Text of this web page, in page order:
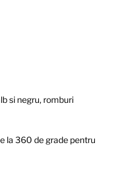
si negru, romburi
la 360 de grade pentru